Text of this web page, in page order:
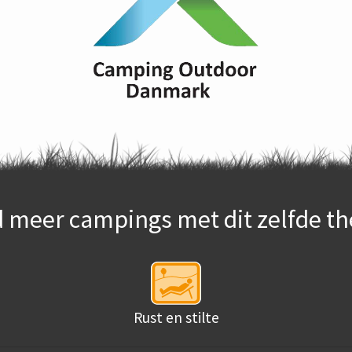
meer campings met dit zelfde
Rust en stilte